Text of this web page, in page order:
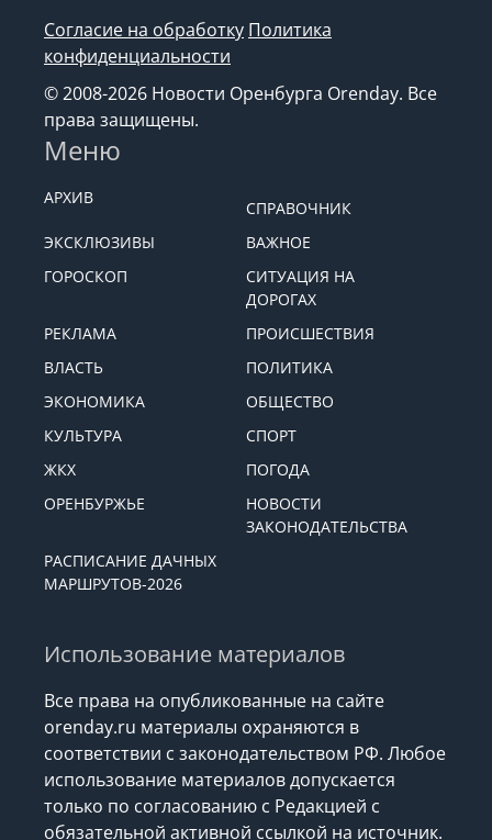
Согласие на обработку Политика
конфиденциальности
© 2008-2026 Новости Оренбурга Orenday. Все
права защищены.
Меню
АРХИВ
СПРАВОЧНИК
ЭКСКЛЮЗИВЫ
ВАЖНОЕ
ГОРОСКОП
СИТУАЦИЯ НА
ДОРОГАХ
РЕКЛАМА
ПРОИСШЕСТВИЯ
ВЛАСТЬ
ПОЛИТИКА
ЭКОНОМИКА
ОБЩЕСТВО
КУЛЬТУРА
СПОРТ
ЖКХ
ПОГОДА
ОРЕНБУРЖЬЕ
НОВОСТИ
ЗАКОНОДАТЕЛЬСТВА
РАСПИСАНИЕ ДАЧНЫХ
МАРШРУТОВ-2026
Использование материалов
Все права на опубликованные на сайте
orenday.ru материалы охраняются в
соответствии с законодательством РФ. Любое
использование материалов допускается
только по согласованию с Редакцией с
обязательной активной ссылкой на источник.